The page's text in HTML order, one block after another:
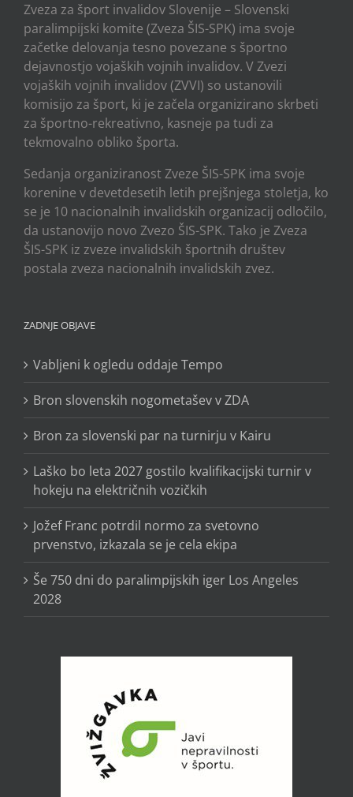
Zveza za šport invalidov Slovenije – Slovenski
paralimpijski komite (Zveza ŠIS-SPK) ima svoje
začetke delovanja tesno povezane s športno
dejavnostjo vojaških vojnih invalidov. V Zvezi
vojaških vojnih invalidov (ZVVI) so ustanovili
komisijo za šport, ki je začela organizirano skrbeti
za športno-rekreativno, kasneje pa tudi za
tekmovalno obliko športa.
Sedanja organiziranost Zveze ŠIS-SPK ima svoje
korenine v devetdesetih letih prejšnjega stoletja, ko
se je 10 nacionalnih invalidskih organizacij odločilo,
da ustanovijo novo Zvezo ŠIS-SPK. Tako je Zveza
ŠIS-SPK iz zveze invalidskih športnih društev
postala zveza nacionalnih invalidskih zvez.
ZADNJE OBJAVE
Vabljeni k ogledu oddaje Tempo
Bron slovenskih nogometašev v ZDA
Bron za slovenski par na turnirju v Kairu
Laško bo leta 2027 gostilo kvalifikacijski turnir v
hokeju na električnih vozičkih
Jožef Franc potrdil normo za svetovno
prvenstvo, izkazala se je cela ekipa
Še 750 dni do paralimpijskih iger Los Angeles
2028